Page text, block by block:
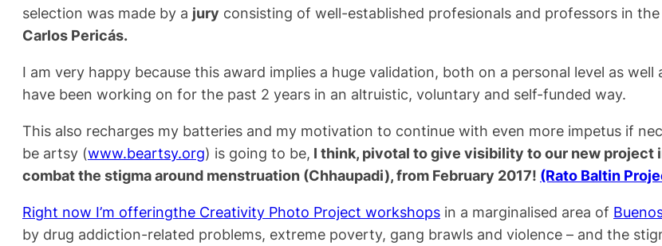
selection was made by a jury consisting of well-established profesionals and professors in
Carlos Pericás.
I am very happy because this award implies a huge validation, both on a personal level as well
have been working on for the past 2 years in an altruistic, voluntary and self-funded way.
This also recharges my batteries and my motivation to continue with even more impetus if
be artsy (www.beartsy.org) is going to be, I think, pivotal to give visibility to our new project
combat the stigma around menstruation (Chhaupadi), from February 2017! (Rato Baltin
Right now I’m offeringthe Creativity Photo Project workshops in a marginalised area of
by drug addiction-related problems, extreme poverty, gang brawls and violence – and the